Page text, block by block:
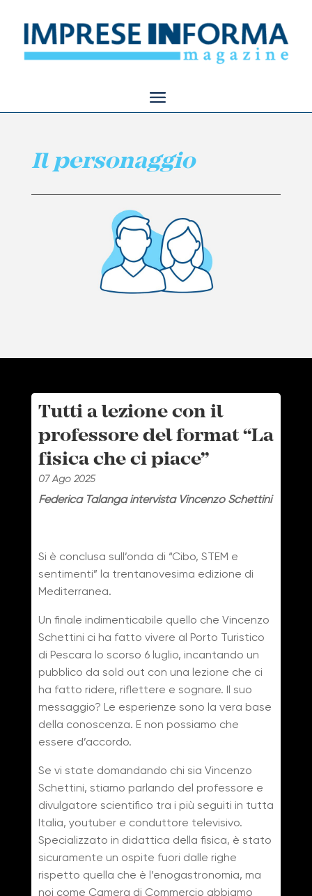
Il personaggio
Tutti a lezione con il
professore del format “La
fisica che ci piace”
07 Ago 2025
Federica Talanga intervista Vincenzo Schettini
Si è conclusa sull’onda di “Cibo, STEM e
sentimenti” la trentanovesima edizione di
Mediterranea.
Un finale indimenticabile quello che Vincenzo
Schettini ci ha fatto vivere al Porto Turistico
di Pescara lo scorso 6 luglio, incantando un
pubblico da sold out con una lezione che ci
ha fatto ridere, riflettere e sognare. Il suo
messaggio? Le esperienze sono la vera base
della conoscenza. E non possiamo che
essere d’accordo.
Se vi state domandando chi sia Vincenzo
Schettini, stiamo parlando del professore e
divulgatore scientifico tra i più seguiti in tutta
Italia, youtuber e conduttore televisivo.
Specializzato in didattica della fisica, è stato
sicuramente un ospite fuori dalle righe
rispetto quella che è l’enogastronomia, ma
noi come Camera di Commercio abbiamo